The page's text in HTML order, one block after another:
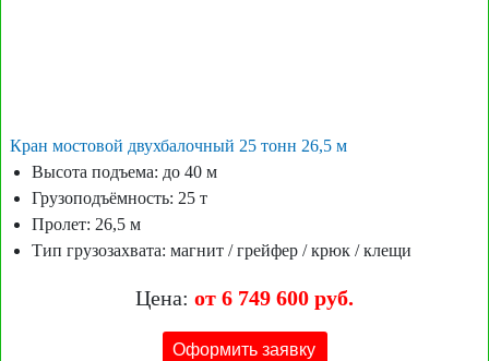
Кран мостовой двухбалочный 25 тонн 26,5 м
Высота подъема: до 40 м
Грузоподъёмность: 25 т
Пролет: 26,5 м
Тип грузозахвата: магнит / грейфер / крюк / клещи
Цена: от 6 749 600 руб.
Оформить заявку